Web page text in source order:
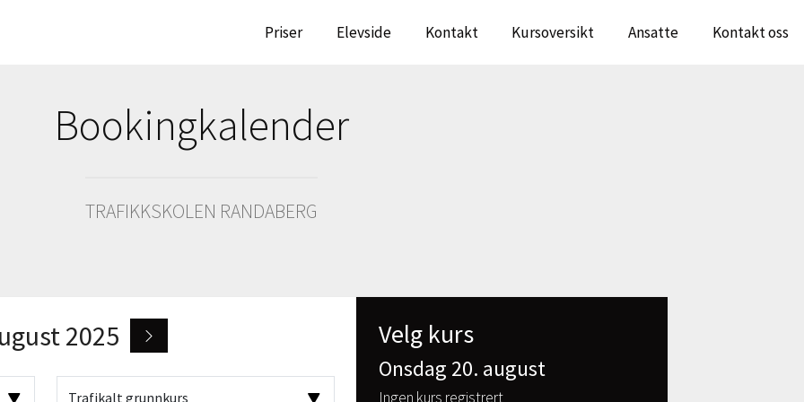
Priser Elevside Kontakt Kursoversikt Ansatte Kontakt oss
Bookingkalender
TRAFIKKSKOLEN RANDABERG
2025 Velg kurs
Onsdag 20. august
Ingen kurs registrert